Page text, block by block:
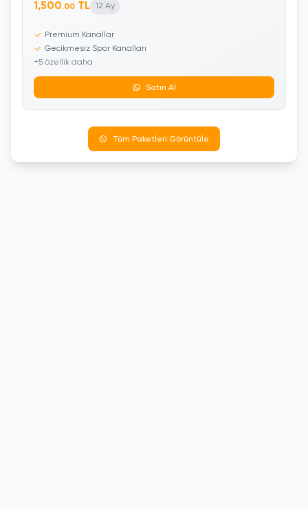
1,500.00 TL 12 Ay
Premium Kanallar
Gecikmesiz Spor Kanalları
+5 özellik daha
Satın Al
Tüm Paketleri Görüntüle